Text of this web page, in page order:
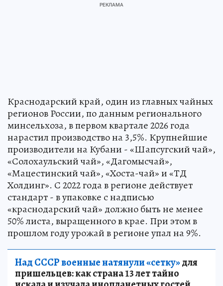
Краснодарский край, один из главных чайных
регионов России, по данным регионального
минсельхоза, в первом квартале 2026 года
нарастил производство на 3,5%. Крупнейшие
производители на Кубани - «Шапсугский чай»,
«Солохаульский чай», «Дагомысчай»,
«Мацестинский чай», «Хоста-чай» и «ТД
Холдинг». С 2022 года в регионе действует
стандарт - в упаковке с надписью
«краснодарский чай» должно быть не менее
50% листа, выращенного в крае. При этом в
прошлом году урожай в регионе упал на 9%.
Над СССР военные натянули «сетку»для
пришельцев: как страна 13 лет тайно